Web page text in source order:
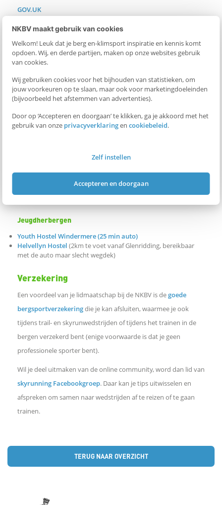
NKBV maakt gebruik van cookies
Welkom! Leuk dat je berg en-klimsport inspiratie en kennis komt
opdoen. Wij, en derde partijen, maken op onze websites gebruik
van cookies.
Wij gebruiken cookies voor het bijhouden van statistieken, om
jouw voorkeuren op te slaan, maar ook voor marketingdoeleinden
(bijvoorbeeld het afstemmen van advertenties).
Door op ‘Accepteren en doorgaan’ te klikken, ga je akkoord met het
gebruik van onze privacyverklaringencookiebeleid.
Zelf instellen
Accepteren en doorgaan
t
d
e
GOV.UK
+++++++++++++++++++++++++++++++++++++++++++++++
++++++++++++++++++++++++
Accommodaties
Wij adviseren je je overnachtingsplek tijdig te reserveren in
verband met de populariteit van de regio tijdens het
moment naar de mogelijkheden van een kampeerterrein naast
Campings
Jeugdherbergen
Youth Hostel Windermere (25 min auto)
Helvellyn Hostel (2km te voet vanaf Glenridding, bereikbaar
met de auto maar slecht wegdek)
Verzekering
Een voordeel van je lidmaatschap bij de NKBV is degoede
bergsportverzekeringdie je kan afsluiten, waarmee je ook
tijdens trail- en skyrunwedstrijden of tijdens het trainen in de
bergen verzekerd bent (enige voorwaarde is dat je geen
professionele sporter bent).
Wil je deel uitmaken van de online community, word dan lid van
skyrunning Facebookgroep. Daar kan je tips uitwisselen en
afspreken om samen naar wedstrijden af te reizen of te gaan
trainen.
TERUG NAAR OVERZICHT